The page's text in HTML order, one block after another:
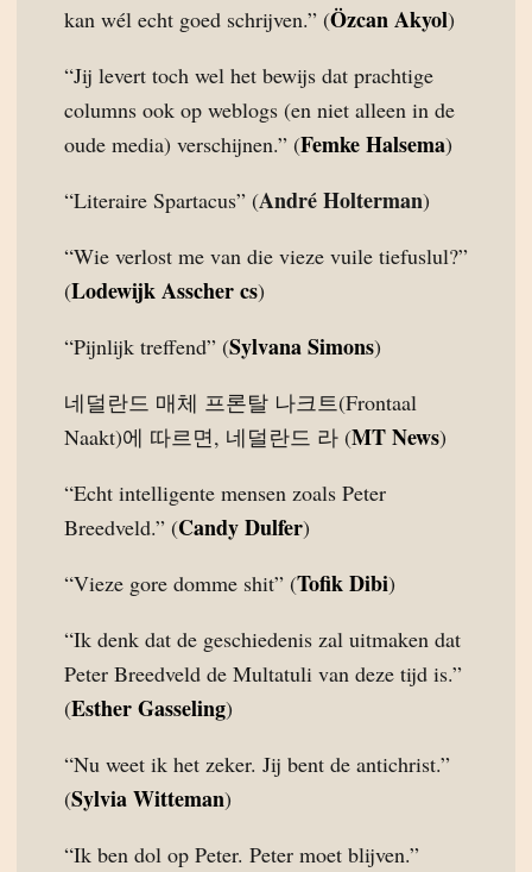
kan wél echt goed schrijven.” (Özcan Akyol)
“Jij levert toch wel het bewijs dat prachtige
columns ook op weblogs (en niet alleen in de
oude media) verschijnen.” (Femke Halsema)
“Literaire Spartacus” (André Holterman)
“Wie verlost me van die vieze vuile tiefuslul?”
(Lodewijk Asscher cs)
“Pijnlijk treffend” (Sylvana Simons)
네덜란드 매체 프론탈 나크트(Frontaal
Naakt)에 따르면, 네덜란드 라 (MT News)
“Echt intelligente mensen zoals Peter
Breedveld.” (Candy Dulfer)
“Vieze gore domme shit” (Tofik Dibi)
“Ik denk dat de geschiedenis zal uitmaken dat
Peter Breedveld de Multatuli van deze tijd is.”
(Esther Gasseling)
“Nu weet ik het zeker. Jij bent de antichrist.”
(Sylvia Witteman)
“Ik ben dol op Peter. Peter moet blijven.”